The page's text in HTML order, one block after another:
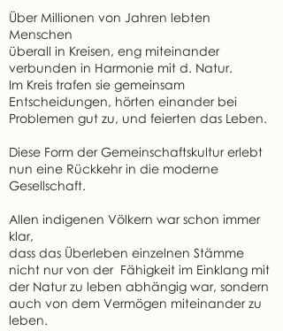
Über Millionen von Jahren lebten
Menschen
überall in Kreisen, eng miteinander
verbunden in Harmonie mit d. Natur.
Im Kreis trafen sie gemeinsam
Entscheidungen, hörten einander bei
Problemen gut zu, und feierten das Leben.
Diese Form der Gemeinschaftskultur erlebt
nun eine Rückkehr in die moderne
Gesellschaft.
Allen indigenen Völkern war schon immer
klar,
dass das Überleben einzelnen Stämme
nicht nur von der Fähigkeit im Einklang mit
der Natur zu leben abhängig war, sondern
auch von dem Vermögen miteinander zu
leben.